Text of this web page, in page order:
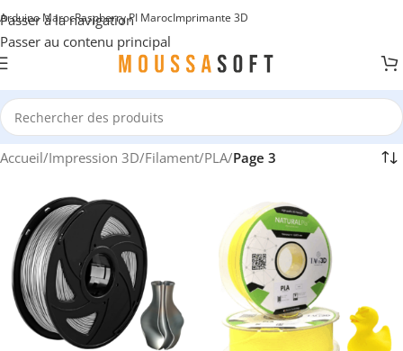
Passer à la navigation
Passer au contenu principal
Arduino MarocRaspberry PI MarocImprimante 3D
Accueil/Impression 3D/Filament/PLA/Page 3